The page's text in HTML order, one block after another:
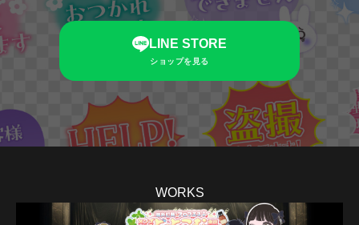
LINE STORE
ショップを見る
WORKS